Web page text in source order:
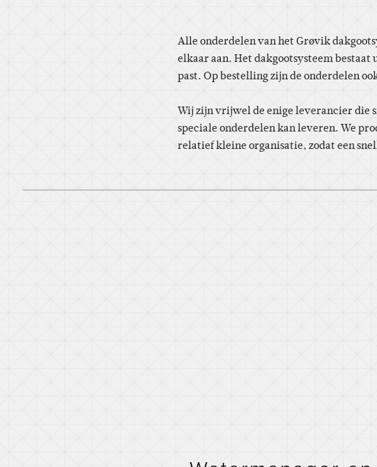
Alle onderdelen van het Grøvik
elkaar aan. Het dakgootsysteem
past. Op bestelling zijn de onderdelen
Wij zijn vrijwel de enige leverancier die
speciale onderdelen kan leveren. We
relatief kleine organisatie, zodat een